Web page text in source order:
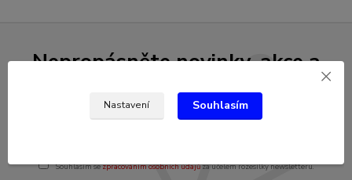
Nepropásněte novinky, akce a
slevy!
Souhlasím sezpracováním osobních údajůza účelem rozesílky newsletteru.
Nastavení Souhlasím